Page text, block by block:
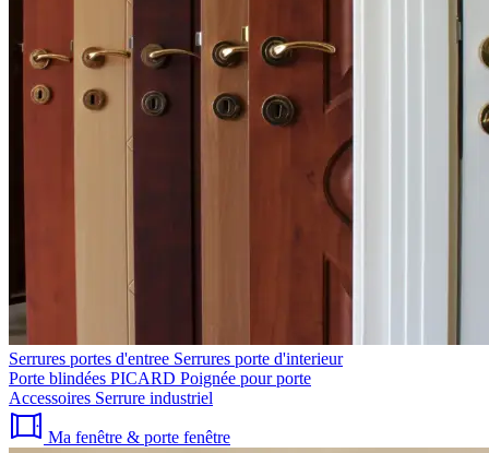
Serrures portes d'entree Serrures porte d'interieur
Porte blindées PICARD Poignée pour porte
Accessoires Serrure industriel
Ma fenêtre & porte fenêtre